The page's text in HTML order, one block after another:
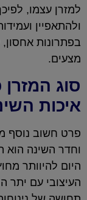
למזרן עצמו,
ולהתאפיין
בפתרונות
מצעים.
סוג
איכות
פרט חשוב נוסף
וחדר השינה הוא
היום להיוותר
העיצובי עם יתר